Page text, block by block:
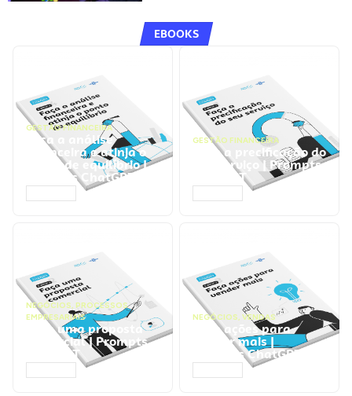
EBOOKS
GESTÃO FINANCEIRA
Faça a análise
financeira e atinja o
ponto de equilíbrio |
Prompts ChatGPT
GESTÃO FINANCEIRA
Faça a precificação do
seu serviço | Prompts
ChatGPT
NEGÓCIOS, PROCESSOS
EMPRESARIAIS
Faça uma proposta
comercial | Prompts
ChatGPT
NEGÓCIOS, VENDAS
Faça ações para
vender mais |
Prompts ChatGPT